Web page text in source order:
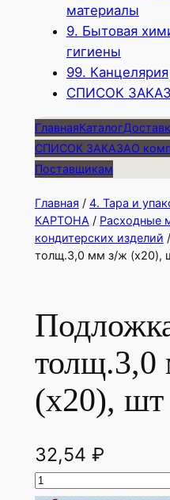
материалы
9. Бытовая
гигиены
99. Канцелярия
СПИСОК
ГлавнаяКаталог
СПИСОК ЗАКАЗАО
Поставщикам
Главная / 4. Тара и
КАРТОНА / Расходные
кондитерских изделий
толщ.3,0 мм з/ж (х20),
(х20), шт
32,54 ₽
К